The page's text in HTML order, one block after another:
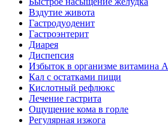
Вздутие живота
Гастродуоденит
Гастроэнтерит
Диарея
Диспепсия
Избыток в организме витамина А
Кал с остатками пищи
Кислотный рефлюкс
Лечение гастрита
Ощущение кома в горле
Регулярная изжога